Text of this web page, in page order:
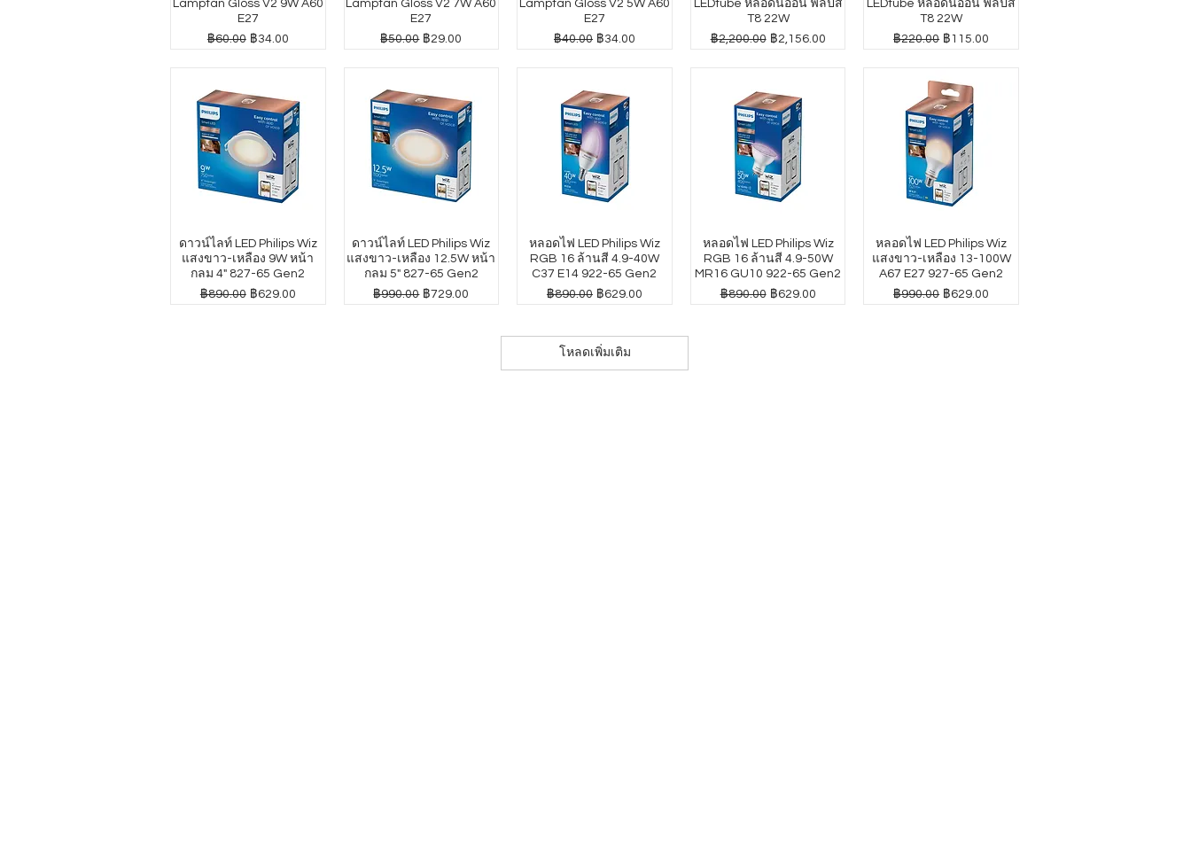
Lamptan Gloss V2 9W A60
E27
ราคาปกติ
฿60.00 ราคาขายลด
฿34.00
Lamptan Gloss V2 7W A60
E27
ราคาปกติ
฿50.00 ราคาขายลด
฿29.00
Lamptan Gloss V2 5W A60
E27
ราคาปกติ
฿40.00 ราคาขายลด
฿34.00
LEDtube หลอดนีออน ฟิลิปส์
T8 22W
ราคาปกติ
฿2,200.00 ราคาขายลด
฿2,156.00
LEDtube หลอดนีออน ฟิลิปส์
T8 22W
ราคาปกติ
฿220.00 ราคาขายลด
฿115.00
ดาวน์ไลท์ LED Philips Wiz
แสงขาว-เหลือง 9W หน้า
กลม 4" 827-65 Gen2
ราคาปกติ
฿890.00 ราคาขายลด
฿629.00
ดาวน์ไลท์ LED Philips Wiz
แสงขาว-เหลือง 12.5W หน้า
กลม 5" 827-65 Gen2
ราคาปกติ
฿990.00 ราคาขายลด
฿729.00
หลอดไฟ LED Philips Wiz
RGB 16 ล้านสี 4.9-40W
C37 E14 922-65 Gen2
ราคาปกติ
฿890.00 ราคาขายลด
฿629.00
หลอดไฟ LED Philips Wiz
RGB 16 ล้านสี 4.9-50W
MR16 GU10 922-65 Gen2
ราคาปกติ
฿890.00 ราคาขายลด
฿629.00
หลอดไฟ LED Philips Wiz
แสงขาว-เหลือง 13-100W
A67 E27 927-65 Gen2
ราคาปกติ
฿990.00 ราคาขายลด
฿629.00
โหลดเพิ่มเติม